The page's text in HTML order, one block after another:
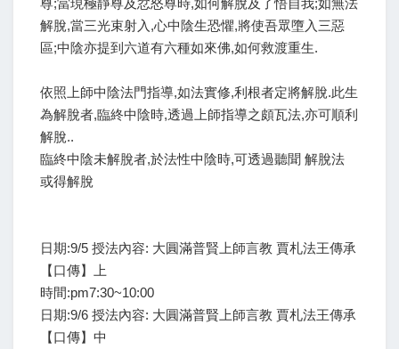
尊;當現極靜尊及忿怒尊時,如何解脫及了悟自我;如無法
解脫,當三光束射入,心中陰生恐懼,將使吾眾墮入三惡
區;中陰亦提到六道有六種如來佛,如何救渡重生.
依照上師中陰法門指導,如法實修,利根者定將解脫.此生
為解脫者,臨終中陰時,透過上師指導之頗瓦法,亦可順利
解脫..
臨終中陰未解脫者,於法性中陰時,可透過聽聞 解脫法
或得解脫
日期:9/5 授法內容: 大圓滿普賢上師言教 賈札法王傳承
【口傳】上
時間:pm7:30~10:00
日期:9/6 授法內容: 大圓滿普賢上師言教 賈札法王傳承
【口傳】中